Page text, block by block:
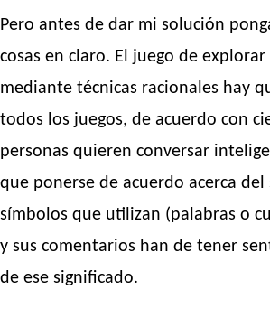
Pero antes de dar mi solución
cosas en claro. El juego de
mediante técnicas racionales hay
todos los juegos, de acuerdo con
personas quieren conversar
que ponerse de acuerdo acerca
símbolos que utilizan (palabras o
y sus comentarios han de tener
de ese significado.